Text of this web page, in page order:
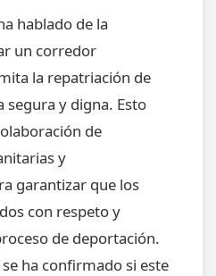
hablado de la
un corredor
la repatriación de
y digna. Esto
de
y
garantizar que los
con respeto y
de deportación.
ha confirmado si este